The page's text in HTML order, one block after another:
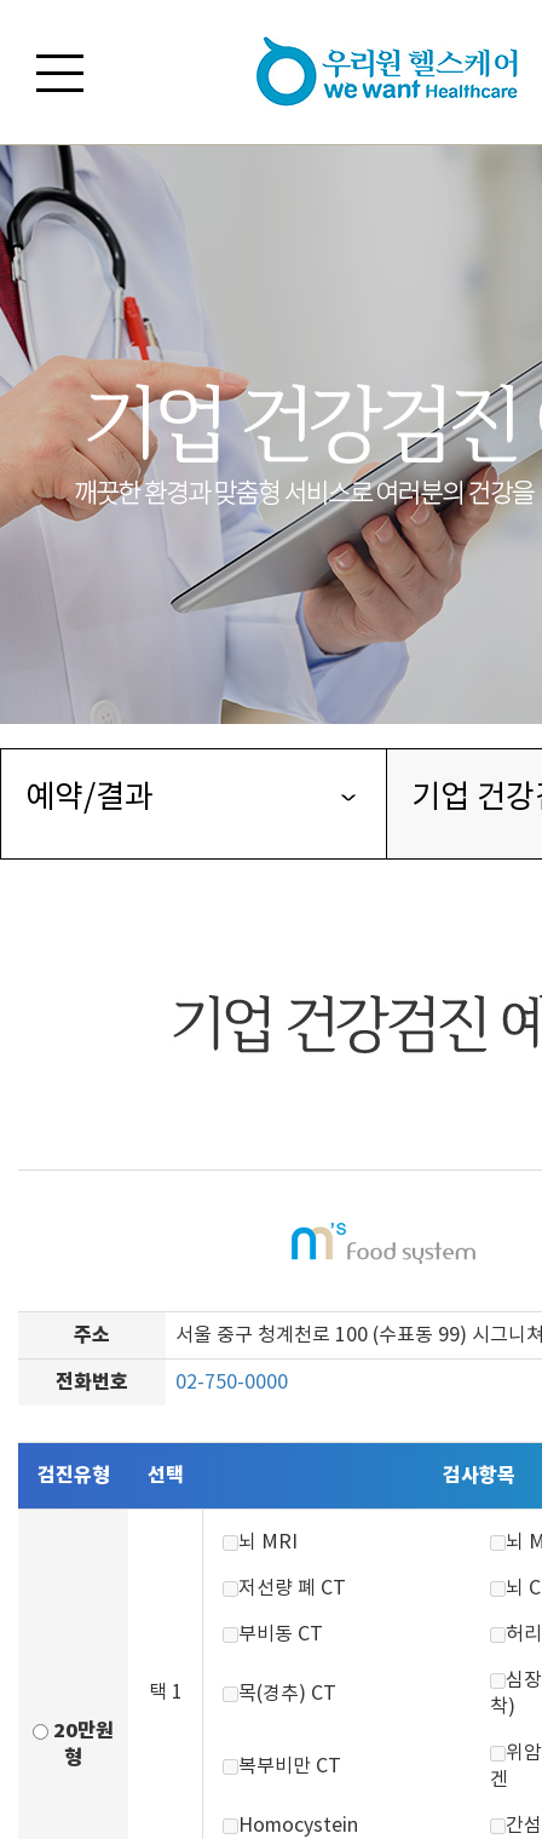
예약/결과 기업 건
주소 서울 중구 청계천로 100 (수표동 99) 시그니
전화번호 02-750-0000
검진유형 선택 검사항목
20만원
형
택 1
뇌 MRI 뇌
저선량 폐 CT 뇌
부비동 CT 허
목(경추) CT
심
착)
복부비만 CT
위
겐
Homocystein 간